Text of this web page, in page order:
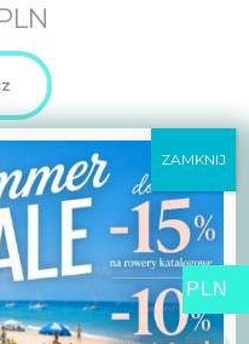
PLN
ZAMKNIJ